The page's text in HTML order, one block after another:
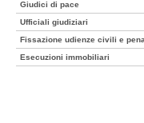
Giudici di pace
Ufficiali giudiziari
Fissazione udienze civili e
Esecuzioni immobiliari